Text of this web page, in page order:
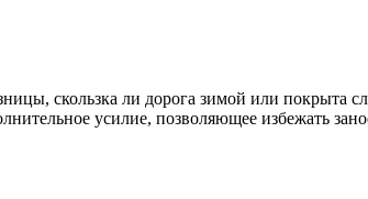
скользка ли дорога зимой или покрыта
усилие, позволяющее избежать